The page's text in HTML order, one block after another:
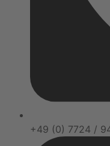
+49 (0) 7724 /